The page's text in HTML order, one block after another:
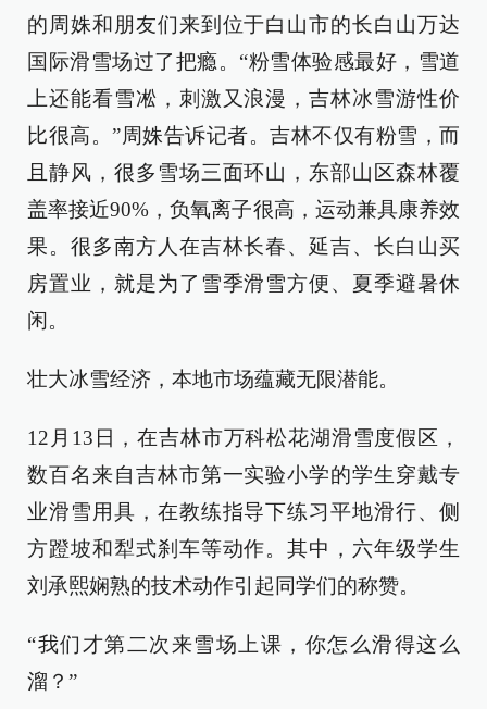
的周姝和朋友们来到位于白山市的长白山万达
国际滑雪场过了把瘾。“粉雪体验感最好，雪道
上还能看雪凇，刺激又浪漫，吉林冰雪游性价
比很高。”周姝告诉记者。吉林不仅有粉雪，而
且静风，很多雪场三面环山，东部山区森林覆
盖率接近90%，负氧离子很高，运动兼具康养效
果。很多南方人在吉林长春、延吉、长白山买
房置业，就是为了雪季滑雪方便、夏季避暑休
闲。
壮大冰雪经济，本地市场蕴藏无限潜能。
12月13日，在吉林市万科松花湖滑雪度假区，
数百名来自吉林市第一实验小学的学生穿戴专
业滑雪用具，在教练指导下练习平地滑行、侧
方蹬坡和犁式刹车等动作。其中，六年级学生
刘承熙娴熟的技术动作引起同学们的称赞。
“我们才第二次来雪场上课，你怎么滑得这么
溜？”